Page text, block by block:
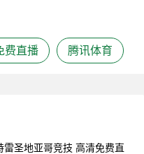
费直播 腾讯体育
雷圣地亚哥竞技 高清免费直